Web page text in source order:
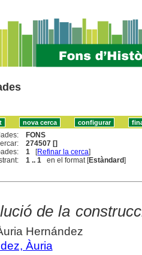
FONS
274507 []
1 [Refinar la cerca]
1 .. 1 en el format [Estàndard]
de la
Hernández
Àuria